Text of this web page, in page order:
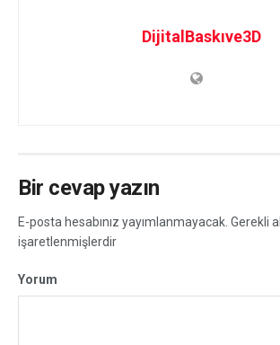
DijitalBaskıve3D
Bir cevap yazın
E-posta hesabınız yayımlanmayacak. Gerekli
işaretlenmişlerdir
Yorum